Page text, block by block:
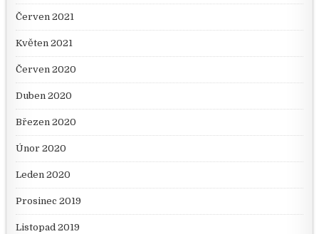
Červen 2021
Květen 2021
Červen 2020
Duben 2020
Březen 2020
Únor 2020
Leden 2020
Prosinec 2019
Listopad 2019